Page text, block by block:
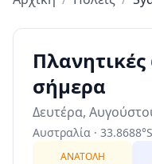
σήμερα
Δευτέρα,
Αυστραλία · 33.8688°S
ΑΝΑΤΟΛΉ